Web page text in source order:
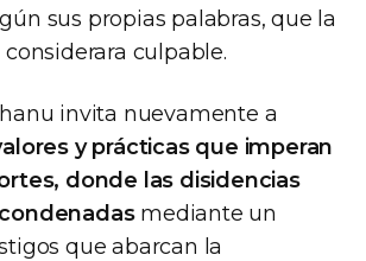
sus propias palabras, que la
culpable.
invita nuevamente a
y prácticas que imperan
donde las disidencias
mediante un
que abarcan la